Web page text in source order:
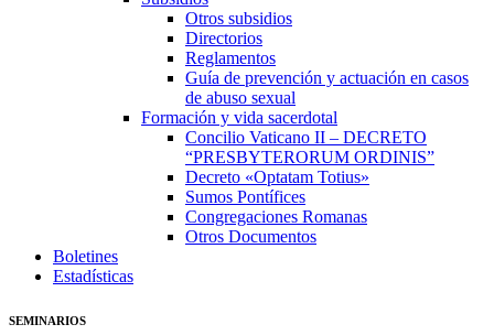
Otros subsidios
Directorios
Reglamentos
Guía de prevención y actuación en casos
de abuso sexual
Formación y vida sacerdotal
Concilio Vaticano II – DECRETO
“PRESBYTERORUM ORDINIS”
Decreto «Optatam Totius»
Sumos Pontífices
Congregaciones Romanas
Otros Documentos
Boletines
Estadísticas
SEMINARIOS